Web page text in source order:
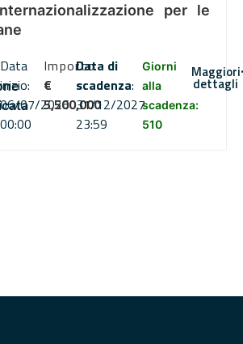
per le
Data
inizio:
06/07/2026
00:00
Importo
€
5,500,000
Data di
scadenza:
31/12/2027
23:59
Giorni
alla
scadenza:
510
Maggiori
dettagli